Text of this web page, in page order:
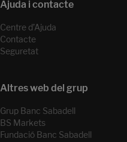
Centre d’Ajuda
Contacte
Seguretat
Grup Banc Sabadell
BS Markets
Fundació Banc Sabadell